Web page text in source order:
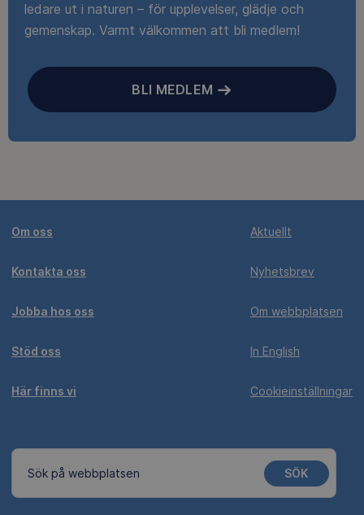
ledare ut i naturen – för upplevelser, glädje och
gemenskap. Varmt välkommen att bli medlem!
BLI MEDLEM
Om oss
Kontakta oss
Jobba hos oss
Stöd oss
Här finns vi
Aktuellt
Nyhetsbrev
Om webbplatsen
In English
Cookieinställningar
Sök på webbplatsen SÖK